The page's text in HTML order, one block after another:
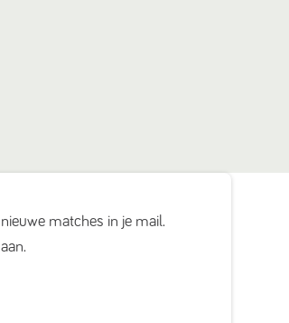
nieuwe matches in je mail.
aan.